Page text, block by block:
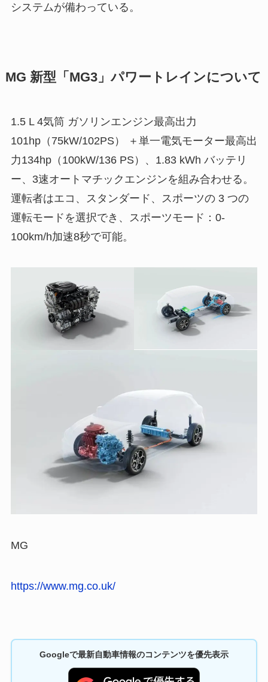
システムが備わっている。
MG 新型「MG3」パワートレインについて
1.5 L 4気筒 ガソリンエンジン最高出力
101hp（75kW/102PS） ＋単一電気モーター最高出
力134hp（100kW/136 PS）、1.83 kWh バッテリ
ー、3速オートマチックエンジンを組み合わせる。
運転者はエコ、スタンダード、スポーツの 3 つの
運転モードを選択でき、スポーツモード：0-
100km/h加速8秒で可能。
MG
https://www.mg.co.uk/
Googleで最新自動車情報のコンテンツを優先表示